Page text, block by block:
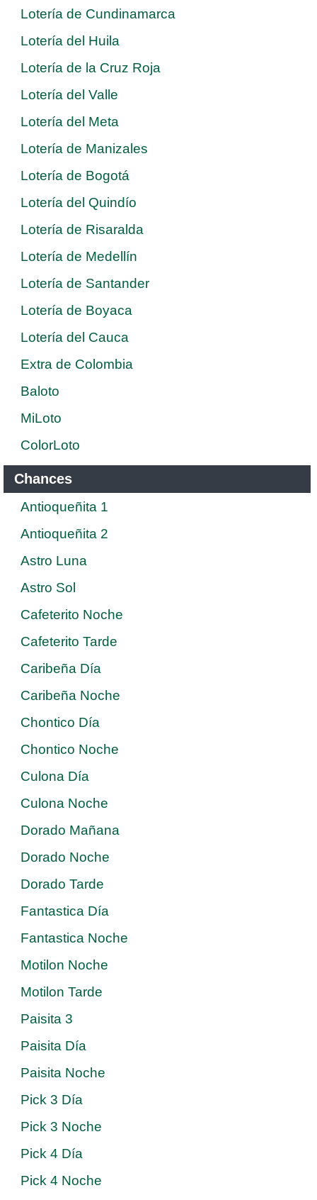
Lotería de Cundinamarca
Lotería del Huila
Lotería de la Cruz Roja
Lotería del Valle
Lotería del Meta
Lotería de Manizales
Lotería de Bogotá
Lotería del Quindío
Lotería de Risaralda
Lotería de Medellín
Lotería de Santander
Lotería de Boyaca
Lotería del Cauca
Extra de Colombia
Baloto
MiLoto
ColorLoto
Chances
Antioqueñita 1
Antioqueñita 2
Astro Luna
Astro Sol
Cafeterito Noche
Cafeterito Tarde
Caribeña Día
Caribeña Noche
Chontico Día
Chontico Noche
Culona Día
Culona Noche
Dorado Mañana
Dorado Noche
Dorado Tarde
Fantastica Día
Fantastica Noche
Motilon Noche
Motilon Tarde
Paisita 3
Paisita Día
Paisita Noche
Pick 3 Día
Pick 3 Noche
Pick 4 Día
Pick 4 Noche